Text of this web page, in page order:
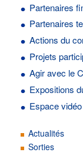
Partenaires
Partenaires
Actions du
Projets
Agir avec le
Expositions
Espace vidéo
Actualités
Sorties